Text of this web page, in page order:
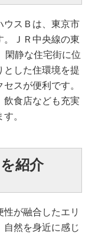
ウスＢは、東京市
。ＪＲ中央線の東
閑静な住宅街に位
とした住環境を提
スが便利です。
飲食店なども充実
。
紹介
が融合したエリ
自然を身近に感じ